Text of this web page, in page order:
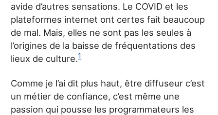
avide d’autres sensations. Le COVID et les
plateformes internet ont certes fait beaucoup
de mal. Mais, elles ne sont pas les seules à
l’origines de la baisse de fréquentations des
lieux de culture.1
Comme je l’ai dit plus haut, être diffuseur c’est
un métier de confiance, c’est même une
passion qui pousse les programmateurs les